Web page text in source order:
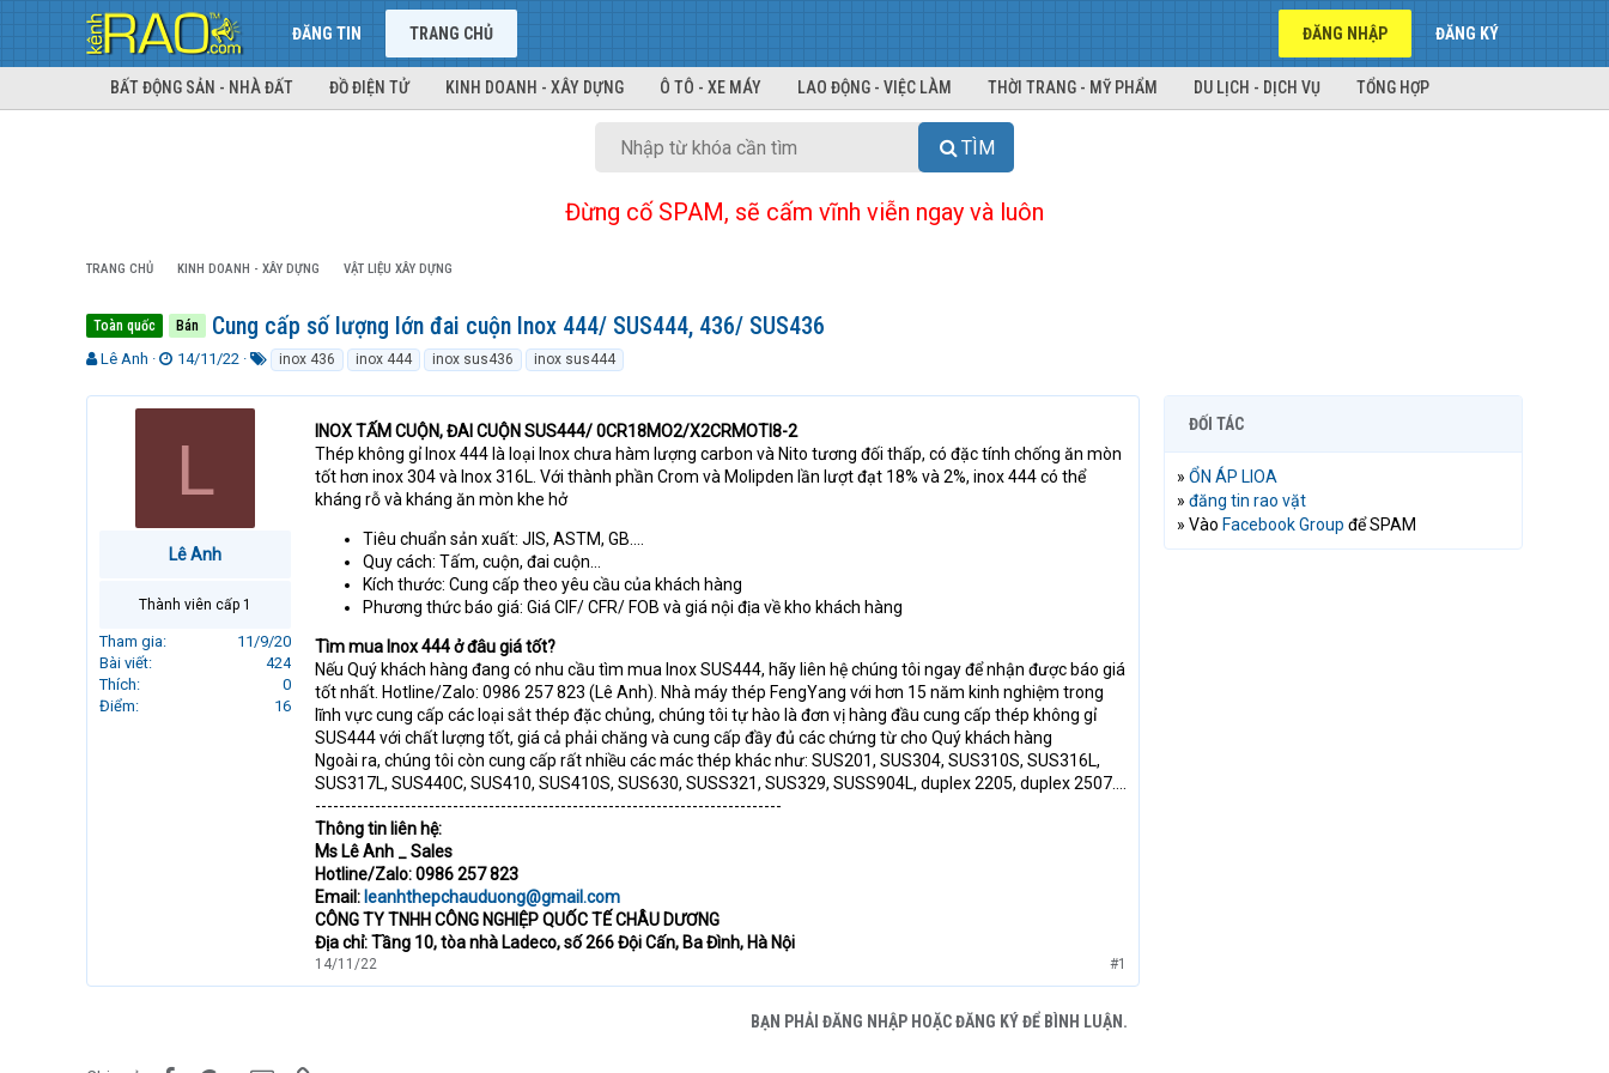
ĐĂNG TIN TRANG CHỦ ĐĂNG NHẬP ĐĂNG KÝ
BẤT ĐỘNG SẢN - NHÀ ĐẤT ĐỒ ĐIỆN TỬ KINH DOANH - XÂY DỰNG Ô TÔ - XE MÁY LAO ĐỘNG - VIỆC LÀM THỜI TRANG - MỸ PHẨM DU LỊCH - DỊCH VỤ TỔNG HỢP
TÌM
Đừng cố SPAM, sẽ cấm vĩnh viễn ngay và luôn
TRANG CHỦ KINH DOANH - XÂY DỰNG VẬT LIỆU XÂY DỰNG
Toàn quốc Bán Cung cấp số lượng lớn đai cuộn Inox 444/ SUS444, 436/ SUS436
T
r
Lê Anh
N
à
g
14/11/22
k
inox 436 inox 444 inox sus436 inox sus444
L
Lê Anh
Thành viên cấp 1
Tham gia
11/9/20
Bài viết
424
Thích
0
Điểm
16
INOX TẤM CUỘN, ĐAI CUỘN SUS444/ 0CR18MO2/X2CRMOTI8-2
Thép không gỉ Inox 444 là loại Inox chưa hàm lượng carbon và Nito tương đối thấp, có đặc tính chống ăn mòn
tốt hơn inox 304 và Inox 316L. Với thành phần Crom và Molipden lần lượt đạt 18% và 2%, inox 444 có thể
kháng rỗ và kháng ăn mòn khe hở
Tiêu chuẩn sản xuất: JIS, ASTM, GB….
Quy cách: Tấm, cuộn, đai cuộn…
Kích thước: Cung cấp theo yêu cầu của khách hàng
Phương thức báo giá: Giá CIF/ CFR/ FOB và giá nội địa về kho khách hàng
Tìm mua Inox 444 ở đâu giá tốt?
Nếu Quý khách hàng đang có nhu cầu tìm mua Inox SUS444, hãy liên hệ chúng tôi ngay để nhận được báo giá
tốt nhất. Hotline/Zalo: 0986 257 823 (Lê Anh). Nhà máy thép FengYang với hơn 15 năm kinh nghiệm trong
lĩnh vực cung cấp các loại sắt thép đặc chủng, chúng tôi tự hào là đơn vị hàng đầu cung cấp thép không gỉ
SUS444 với chất lượng tốt, giá cả phải chăng và cung cấp đầy đủ các chứng từ cho Quý khách hàng
Ngoài ra, chúng tôi còn cung cấp rất nhiều các mác thép khác như: SUS201, SUS304, SUS310S, SUS316L,
SUS317L, SUS440C, SUS410, SUS410S, SUS630, SUSS321, SUS329, SUSS904L, duplex 2205, duplex 2507….
------------------------------------------------------------------------------
Thông tin liên hệ:
Ms Lê Anh _ Sales
Hotline/Zalo: 0986 257 823
Email: leanhthepchauduong@gmail.com
CÔNG TY TNHH CÔNG NGHIỆP QUỐC TẾ CHÂU DƯƠNG
Địa chỉ: Tầng 10, tòa nhà Ladeco, số 266 Đội Cấn, Ba Đình, Hà Nội
14/11/22 #1
BẠN PHẢI ĐĂNG NHẬP HOẶC ĐĂNG KÝ ĐỂ BÌNH LUẬN.
ĐỐI TÁC
» ỔN ÁP LIOA
» đăng tin rao vặt
» Vào Facebook Group để SPAM